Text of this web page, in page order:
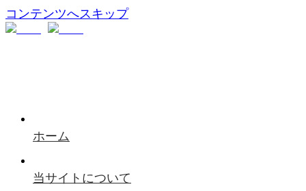
コンテンツへスキップ
ホーム
当サイトについて